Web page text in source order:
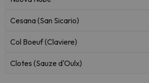
Cesana (San Sicario)
Col Boeuf (Claviere)
Clotes (Sauze d'Oulx)